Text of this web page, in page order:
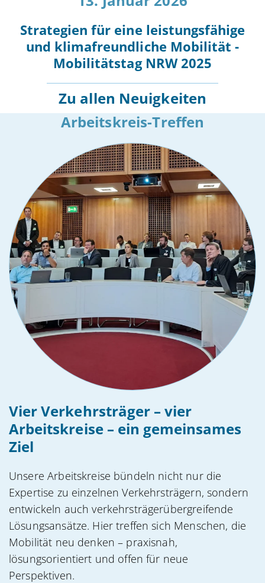
Strategien für eine leistungsfähige
und klimafreundliche Mobilität -
Mobilitätstag NRW 2025
Zu allen Neuigkeiten
Arbeitskreis-Treffen
Vier Verkehrsträger – vier
Arbeitskreise – ein gemeinsames
Ziel
Unsere Arbeitskreise bündeln nicht nur die
Expertise zu einzelnen Verkehrsträgern, sondern
entwickeln auch verkehrsträgerübergreifende
Lösungsansätze. Hier treffen sich Menschen, die
Mobilität neu denken – praxisnah,
lösungsorientiert und offen für neue
Perspektiven.